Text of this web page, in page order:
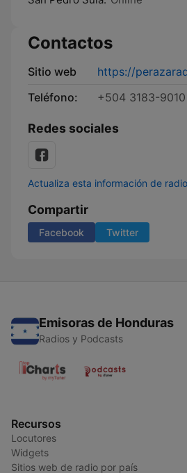
Contactos
Sitio web
https://
Teléfono:
+504 3183-9010
Redes sociales
Actualiza esta información de radio
Compartir
Facebook Twitter
Emisoras de Honduras
Radios y Podcasts
Recursos
Locutores
Widgets
Sitios web de radio por país